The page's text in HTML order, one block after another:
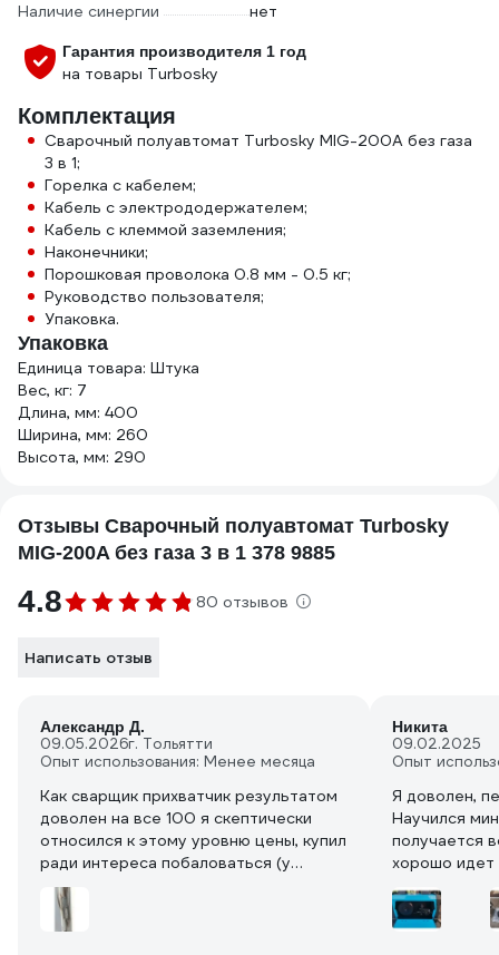
Наличие синергии
нет
Гарантия производителя 1 год
на товары Turbosky
Комплектация
Сварочный полуавтомат Turbosky MIG-200А без газа
3 в 1;
Горелка с кабелем;
Кабель с электрододержателем;
Кабель с клеммой заземления;
Наконечники;
Порошковая проволока 0.8 мм - 0.5 кг;
Руководство пользователя;
Упаковка.
Упаковка
Единица товара: Штука
Вес, кг: 7
Длина, мм: 400
Ширина, мм: 260
Высота, мм: 290
Отзывы Сварочный полуавтомат Turbosky
MIG-200A без газа 3 в 1 378 9885
4.8 80 отзывов
Написать отзыв
Александр Д.
09.05.2026г. Тольятти
Опыт использования: Менее месяца
Как сварщик прихватчик результатом
доволен на все 100 я скептически
относился к этому уровню цены, купил
ради интереса побаловаться (у
самого есть Аврора с газом), короче я
в восторге! примечание советую
брать проволоку 1мм и будет вам
Никита
09.02.2025
Опыт
Я доволен,
Научился
получается
хорошо идет
точками,
Мобилен,
готов